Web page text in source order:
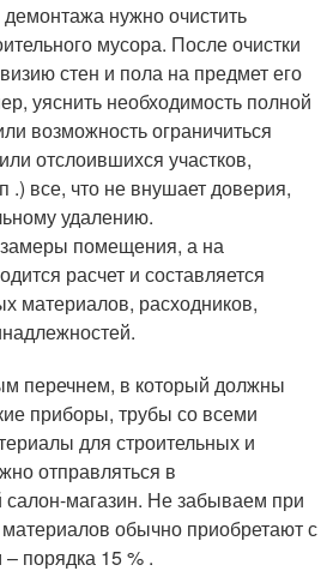
нужно очистить
мусора. После очистки
стен и пола на предмет его
уяснить необходимость полной
возможность ограничиться
отслоившихся участков,
.) все, что не внушает доверия,
удалению.
помещения, а на
расчет и составляется
материалов, расходников,
перечнем, в который должны
приборы, трубы со всеми
для строительных и
отправляться в
магазин. Не забываем при
обычно приобретают с
порядка 15 % .